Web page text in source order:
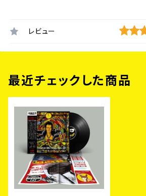
レビュー
最近チェックした商品